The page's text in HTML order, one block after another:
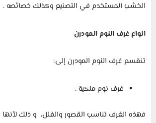
الخشب المستخدم في التصنيع وكذلك خصائصه .
انواع غرف النوم المودرن
تنقسم غرف النوم المودرن إلى:
غرف نوم ملكية .
فهذه الغرف تناسب القصور والفلل، و ذلك لأنها